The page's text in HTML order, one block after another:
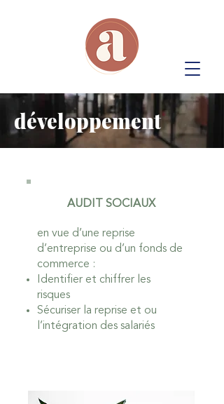
développement
AUDIT SOCIAUX
en vue d’une reprise
d’entreprise ou d’un fonds de
commerce :
Identifier et chiffrer les
risques
Sécuriser la reprise et ou
l’intégration des salariés